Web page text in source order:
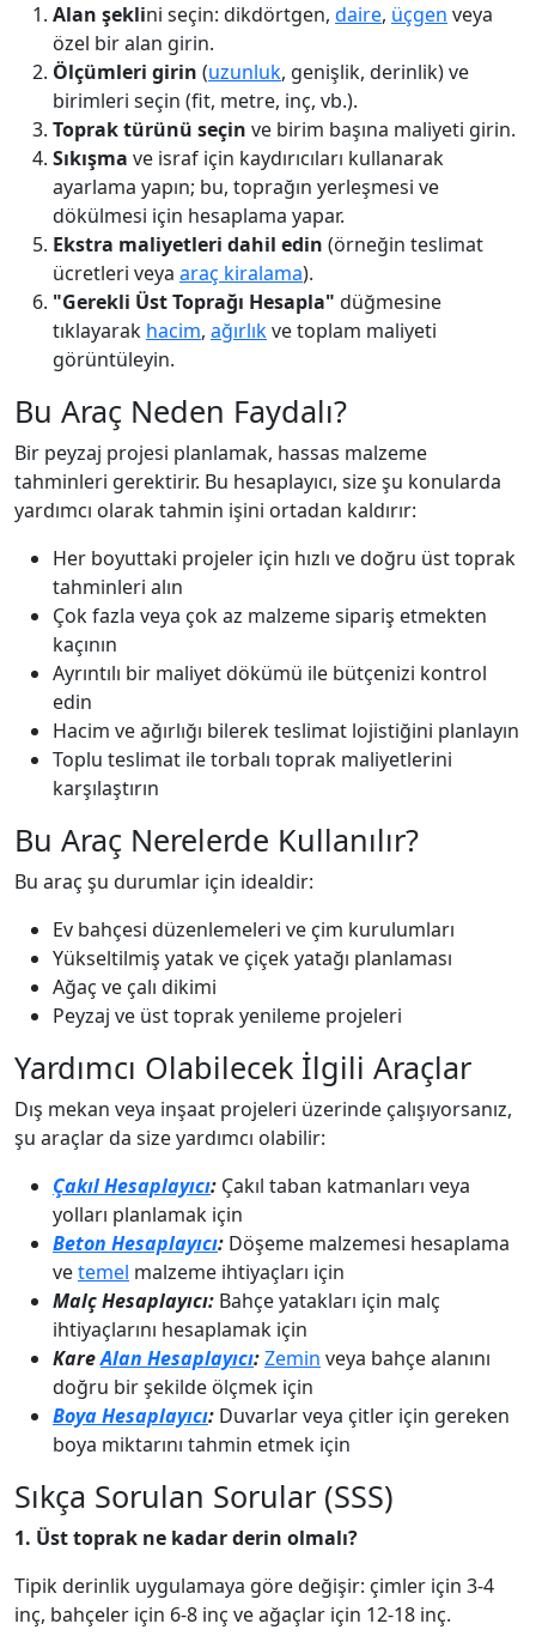
Alan şeklini seçin: dikdörtgen, daire, üçgen veya
özel bir alan girin.
Ölçümleri girin (uzunluk, genişlik, derinlik) ve
birimleri seçin (fit, metre, inç, vb.).
Toprak türünü seçin ve birim başına maliyeti girin.
Sıkışma ve israf için kaydırıcıları kullanarak
ayarlama yapın; bu, toprağın yerleşmesi ve
dökülmesi için hesaplama yapar.
Ekstra maliyetleri dahil edin (örneğin teslimat
ücretleri veya araç kiralama).
"Gerekli Üst Toprağı Hesapla" düğmesine
tıklayarak hacim, ağırlıkve toplam maliyeti
görüntüleyin.
Bu Araç Neden Faydalı?
Bir peyzaj projesi planlamak, hassas malzeme
tahminleri gerektirir. Bu hesaplayıcı, size şu konularda
yardımcı olarak tahmin işini ortadan kaldırır:
Her boyuttaki projeler için hızlı ve doğru üst toprak
tahminleri alın
Çok fazla veya çok az malzeme sipariş etmekten
kaçının
Ayrıntılı bir maliyet dökümü ile bütçenizi kontrol
edin
Hacim ve ağırlığı bilerek teslimat lojistiğini planlayın
Toplu teslimat ile torbalı toprak maliyetlerini
karşılaştırın
Bu Araç Nerelerde Kullanılır?
Bu araç şu durumlar için idealdir:
Ev bahçesi düzenlemeleri ve çim kurulumları
Yükseltilmiş yatak ve çiçek yatağı planlaması
Ağaç ve çalı dikimi
Peyzaj ve üst toprak yenileme projeleri
Yardımcı Olabilecek İlgili Araçlar
Dış mekan veya inşaat projeleri üzerinde çalışıyorsanız,
şu araçlar da size yardımcı olabilir:
Çakıl Hesaplayıcı: Çakıl taban katmanları veya
yolları planlamak için
Beton Hesaplayıcı: Döşeme malzemesi hesaplama
vetemel malzeme ihtiyaçları için
Malç Hesaplayıcı: Bahçe yatakları için malç
ihtiyaçlarını hesaplamak için
KareAlan Hesaplayıcı:Zemin veya bahçe alanını
doğru bir şekilde ölçmek için
Boya Hesaplayıcı: Duvarlar veya çitler için gereken
boya miktarını tahmin etmek için
Sıkça Sorulan Sorular (SSS)
1. Üst toprak ne kadar derin olmalı?
Tipik derinlik uygulamaya göre değişir: çimler için 3-4
inç, bahçeler için 6-8 inç ve ağaçlar için 12-18 inç.